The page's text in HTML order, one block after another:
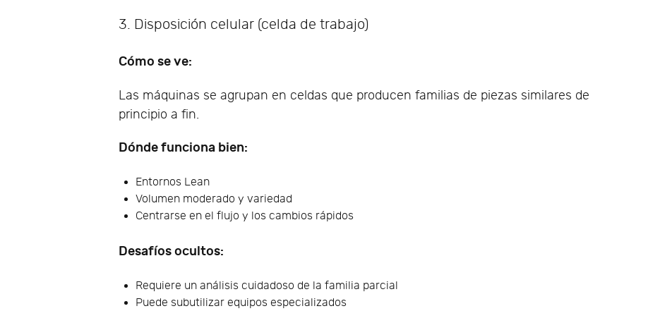
3. Disposición celular (celda de trabajo)
Cómo se ve:
Las máquinas se agrupan en celdas que producen familias de piezas similares de
principio a fin.
Dónde funciona bien:
Entornos Lean
Volumen moderado y variedad
Centrarse en el flujo y los cambios rápidos
Desafíos ocultos:
Requiere un análisis cuidadoso de la familia parcial
Puede subutilizar equipos especializados